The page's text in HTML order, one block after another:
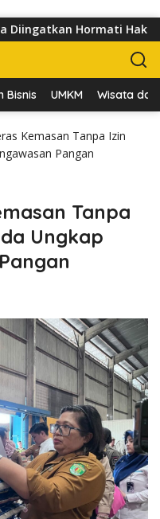
Hormati Hak Pejalan
Bisnis UMKM Wisata dan
Kemasan Tanpa Izin
Pangan
Tanpa
Ungkap